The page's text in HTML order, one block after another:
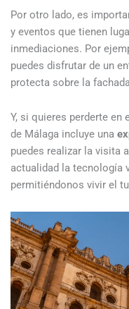
Por otro lado, es
y eventos que tienen
inmediaciones. Por
puedes disfrutar de un
protecta sobre la
Y, si quieres perderte en
de Málaga incluye una
puedes realizar la visita
actualidad la tecnología
permitiéndonos vivir el